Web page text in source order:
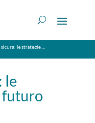
le strategie per un futuro sereno
le
futuro